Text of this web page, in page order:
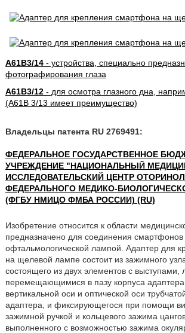
A61B3/14- устройства, специально
фотографирования глаза
A61B3/12- для осмотра глазного дна,
(A61B 3/13 имеет преимущество)
Владельцы патента RU 2769491:
ФЕДЕРАЛЬНОЕ ГОСУДАРСТВЕННОЕ
УЧРЕЖДЕНИЕ "НАЦИОНАЛЬНЫЙ
ИССЛЕДОВАТЕЛЬСКИЙ ЦЕНТР
ФЕДЕРАЛЬНОГО МЕДИКО-
(ФГБУ НМИЦО ФМБА РОССИИ) (RU)
Изобретение относится к области
предназначено для соединения
офтальмологической лампой. Адаптер для
на щелевой лампе состоит из зажимного
состоящего из двух элементов с выступами,
перемещающимися в пазу корпуса
вертикальной оси и оптической оси
адаптера, и фиксирующегося при помощи
зажимной ручкой и кольцевого зажима
выполненного с возможностью зажима